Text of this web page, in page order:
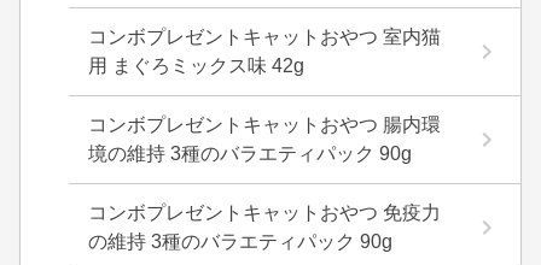
コンボプレゼントキャットおやつ 室内猫
用 まぐろミックス味 42g
コンボプレゼントキャットおやつ 腸内環
境の維持 3種のバラエティパック 90g
コンボプレゼントキャットおやつ 免疫力
の維持 3種のバラエティパック 90g